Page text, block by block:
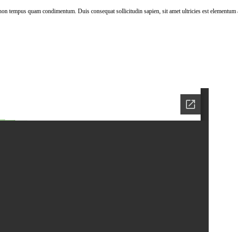
tempus quam condimentum. Duis consequat sollicitudin sapien, sit amet ultricies est elementum